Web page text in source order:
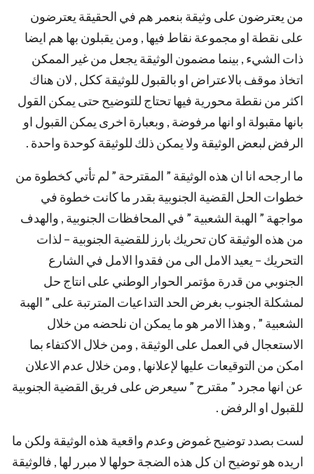
من يعترضون على وثيقة بنعمر هم في الحقيقة يعترضون
على نقطة او مجموعة نقاط فيها , ومن يقبلون بها هم ايضا
ذات الشيء , بينما مضمون الوثيقة يجعل من غير الممكن
اتخاذ موقف بالاعتراض او بالقبول للوثيقة ككل , لان هناك
اكثر من نقطة محورية فيها تحتاج للتوضيح حتى يمكن القول
بانها مقبولة او انها مرفوضة , وبعبارة اخرى يمكن القبول او
الرفض لبعض الوثيقة ولا يمكن ذلك للوثيقة كوحدة واحدة .
ما ارجحه انا ان هذه الوثيقة ” المقترحة ” لم تأتي كخطوة من
خطوات الحل القضية الجنوبية بقدر ما كانت خطوة في
مواجهة ” الهبة الشعبية ” في المحافظات الجنوبية , والهدف
من هذه الوثيقة كان تحريك بارز للقضية الجنوبية – لذات
التحريك – يعيد الامل الى من فقدوا الامل في الشارع
الجنوبي من قدرة مؤتمر الحوار الوطني على انتاج حل
لمشكلة الجنوب بغرض الحد التداعيات المترتبة على ” الهبة
الشعبية ” , وهذا الامر هو ما يمكن ان نلحضه من خلال
الاستعجال في العمل على الوثيقة , ومن خلال الاكتفاء بما
امكن من التوقيعات عليها لإعلانها , ومن خلال عدم الاعلان
عن انها مجرد ” مقترح ” سيعرض على فريق القضية الجنوبية
للقبول او الرفض .
لست بصدد توضيح غموض وعدم واقعية هذه الوثيقة ولكن ما
اريده هو توضيح ان كل هذه الضجة حولها لا مبرر لها , فالوثيقة